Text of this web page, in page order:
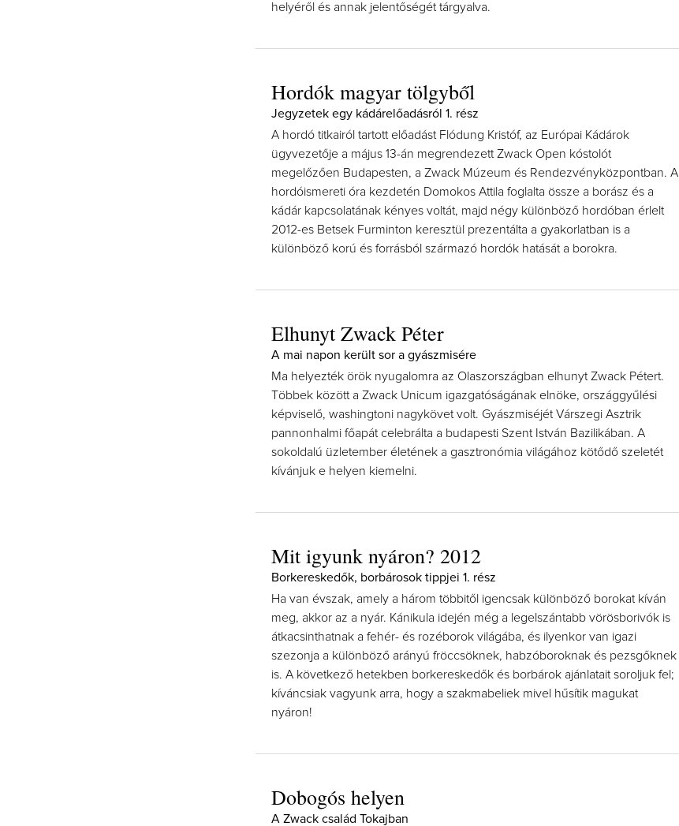
helyéről és annak jelentőségét tárgyalva.
Hordók magyar tölgyből
Jegyzetek egy kádárelőadásról 1. rész
A hordó titkairól tartott előadást Flódung Kristóf, az Európai Kádárok
ügyvezetője a május 13-án megrendezett Zwack Open kóstolót
megelőzően Budapesten, a Zwack Múzeum és Rendezvényközpontban. A
hordóismereti óra kezdetén Domokos Attila foglalta össze a borász és a
kádár kapcsolatának kényes voltát, majd négy különböző hordóban érlelt
2012-es Betsek Furminton keresztül prezentálta a gyakorlatban is a
különböző korú és forrásból származó hordók hatását a borokra.
Elhunyt Zwack Péter
A mai napon került sor a gyászmisére
Ma helyezték örök nyugalomra az Olaszországban elhunyt Zwack Pétert.
Többek között a Zwack Unicum igazgatóságának elnöke, országgyűlési
képviselő, washingtoni nagykövet volt. Gyászmiséjét Várszegi Asztrik
pannonhalmi főapát celebrálta a budapesti Szent István Bazilikában. A
sokoldalú üzletember életének a gasztronómia világához kötődő szeletét
kívánjuk e helyen kiemelni.
Mit igyunk nyáron? 2012
Borkereskedők, borbárosok tippjei 1. rész
Ha van évszak, amely a három többitől igencsak különböző borokat kíván
meg, akkor az a nyár. Kánikula idején még a legelszántabb vörösborivók is
átkacsinthatnak a fehér- és rozéborok világába, és ilyenkor van igazi
szezonja a különböző arányú fröccsöknek, habzóboroknak és pezsgőknek
is. A következő hetekben borkereskedők és borbárok ajánlatait soroljuk fel;
kíváncsiak vagyunk arra, hogy a szakmabeliek mivel hűsítik magukat
nyáron!
Dobogós helyen
A Zwack család Tokajban